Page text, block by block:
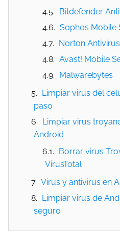
Bitdefender
Sophos Mobile
Norton
Avast! Mobile
Malwarebytes
Limpiar virus del
paso
Limpiar virus
Android
Borrar virus
VirusTotal
Virus y antivirus en
Limpiar virus de
seguro